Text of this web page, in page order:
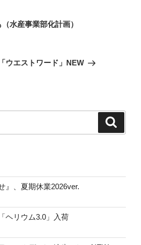
水産事業部化計画）
ウエストワード」NEW
』、夏期休業2026ver.
ヘリウム3.0」入荷